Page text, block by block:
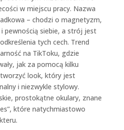
w miejscu pracy. Nazwa
– chodzi o magnetyzm,
pewnością siebie, a strój jest
tych cech. Trend
na TikToku, gdzie
jak za pomocą kilku
look, który jest
i niezwykle stylowy.
prostokątne okulary, znane
które natychmiastowo